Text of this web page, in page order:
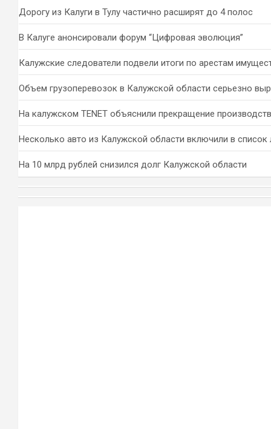
Дорогу из Калуги в Тулу частично расширят до 4 полос
В Калуге анонсировали форум “Цифровая эволюция”
Калужские следователи подвели итоги по арестам
Объем грузоперевозок в Калужской области серьезно
На калужском TENET объяснили прекращение
Несколько авто из Калужской области включили в список
На 10 млрд рублей снизился долг Калужской области